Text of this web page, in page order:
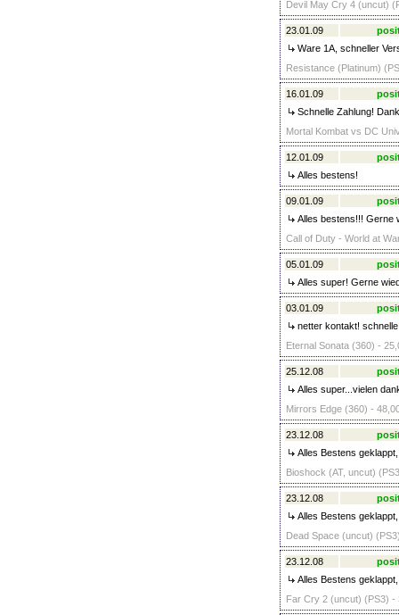
Devil May Cry 4 (uncut)
23.01.09
Ware 1A, schneller
Resistance (Platinum)
16.01.09
Schnelle Zahlung!
Mortal Kombat vs DC
12.01.09
Alles bestens!
09.01.09
Alles bestens!!! Gerne
Call of Duty - World at
05.01.09
Alles super! Gerne
03.01.09
netter kontakt!
Eternal Sonata (360) -
25.12.08
Alles super...vielen
Mirrors Edge (360) -
23.12.08
Alles Bestens
Bioshock (AT, uncut)
23.12.08
Alles Bestens
Dead Space (uncut)
23.12.08
Alles Bestens
Far Cry 2 (uncut) (PS3) -